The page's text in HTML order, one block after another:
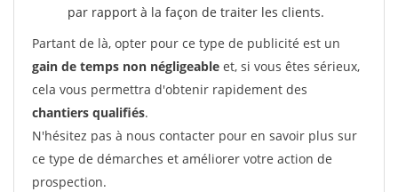
par rapport à la façon de traiter les clients.
Partant de là, opter pour ce type de publicité est un
gain de temps non négligeable et, si vous êtes sérieux,
cela vous permettra d'obtenir rapidement des
chantiers qualifiés.
N'hésitez pas à nous contacter pour en savoir plus sur
ce type de démarches et améliorer votre action de
prospection.